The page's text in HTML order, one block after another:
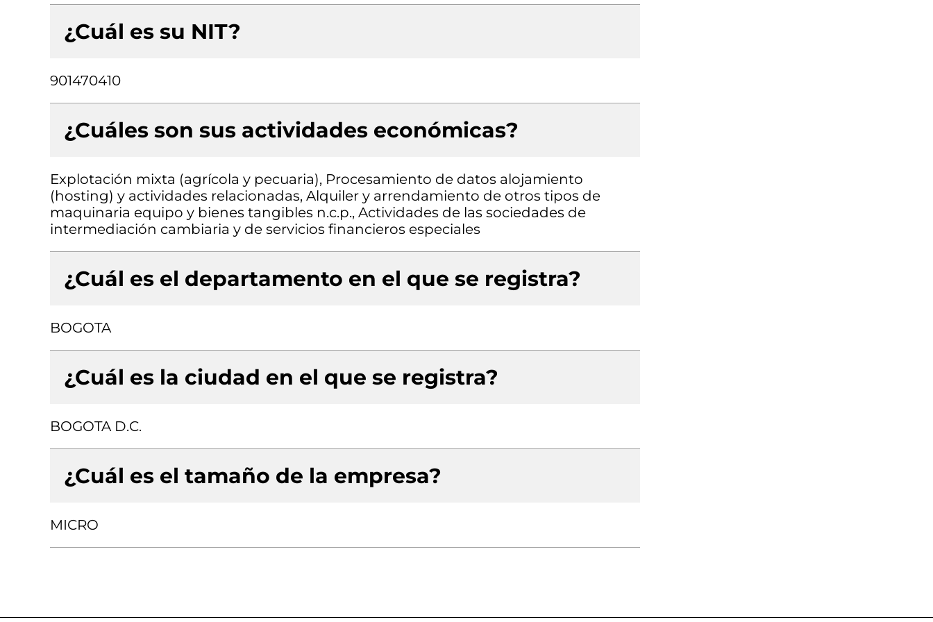
¿Cuál es su NIT?
901470410
¿Cuáles son sus actividades económicas?
Explotación mixta (agrícola y pecuaria), Procesamiento de datos alojamiento
(hosting) y actividades relacionadas, Alquiler y arrendamiento de otros tipos de
maquinaria equipo y bienes tangibles n.c.p., Actividades de las sociedades de
intermediación cambiaria y de servicios financieros especiales
¿Cuál es el departamento en el que se registra?
BOGOTA
¿Cuál es la ciudad en el que se registra?
BOGOTA D.C.
¿Cuál es el tamaño de la empresa?
MICRO